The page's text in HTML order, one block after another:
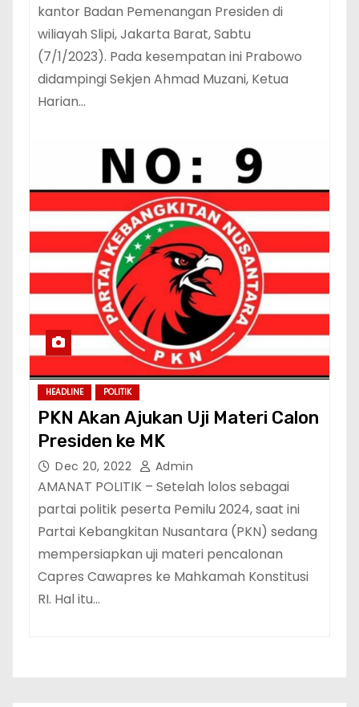
kantor Badan Pemenangan Presiden di
wiliayah Slipi, Jakarta Barat, Sabtu
(7/1/2023). Pada kesempatan ini Prabowo
didampingi Sekjen Ahmad Muzani, Ketua
Harian…
HEADLINE POLITIK
PKN Akan Ajukan Uji Materi Calon
Presiden ke MK
Dec 20, 2022 Admin
AMANAT POLITIK – Setelah lolos sebagai
partai politik peserta Pemilu 2024, saat ini
Partai Kebangkitan Nusantara (PKN) sedang
mempersiapkan uji materi pencalonan
Capres Cawapres ke Mahkamah Konstitusi
RI. Hal itu…